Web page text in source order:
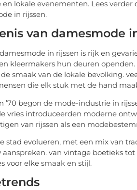
lokale evenementen. Lees
in rijssen.
van damesmode
in rijssen is rijk en
kleermakers hun deuren
smaak van de lokale bevolking.
die elk stuk met de hand
’70 begon de mode-industrie in
vries introduceerden moderne
van rijssen als een
stad evolueren, met een mix van
van vintage boetieks
voor elke smaak en stijl.